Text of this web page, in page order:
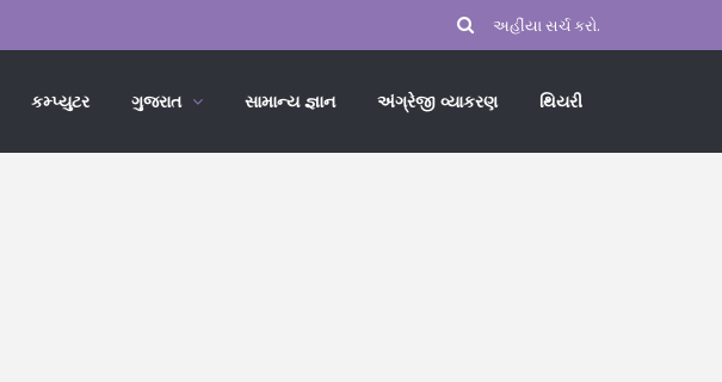
કમ્પ્યુટર ગુજરાત સામાન્ય જ્ઞાન અંગ્રેજી વ્યાકરણ થિયરી